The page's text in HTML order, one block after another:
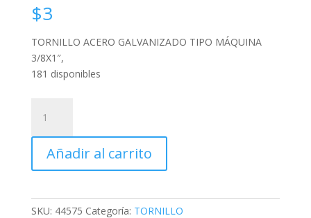
$3
TORNILLO ACERO GALVANIZADO TIPO MÁQUINA
3/8X1″,
181 disponibles
ACERO
GALVANIZADO
TIPO
MÁQUINA
cantidad
Añadir al carrito
SKU: 44575 Categoría: TORNILLO